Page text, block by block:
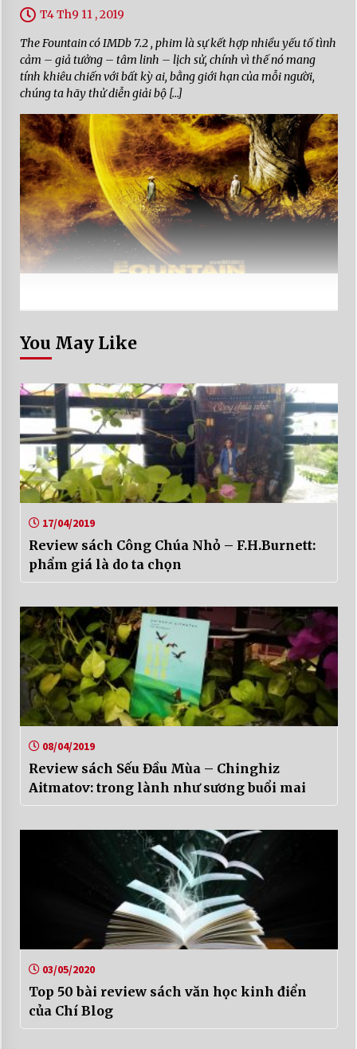
T4 Th9 11 , 2019
The Fountain có IMDb 7.2 , phim là sự kết hợp nhiều yếu tố tình
cảm – giả tưởng – tâm linh – lịch sử, chính vì thế nó mang
tính khiêu chiến với bất kỳ ai, bằng giới hạn của mỗi người,
chúng ta hãy thử diễn giải bộ […]
You May Like
17/04/2019
Review sách Công Chúa Nhỏ – F.H.Burnett:
phẩm giá là do ta chọn
08/04/2019
Review sách Sếu Đầu Mùa – Chinghiz
Aitmatov: trong lành như sương buổi mai
03/05/2020
Top 50 bài review sách văn học kinh điển
của Chí Blog